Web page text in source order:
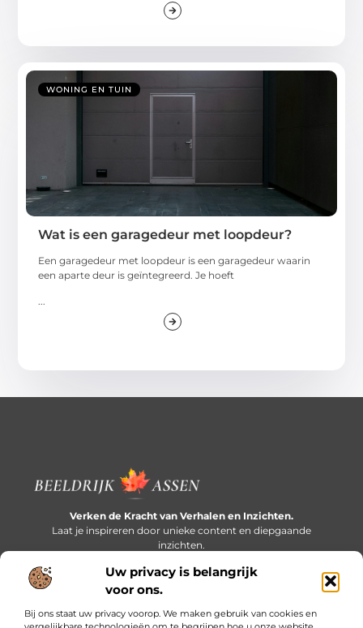
Uw privacy is belangrijk
voor ons.
Bij ons staat uw privacy voorop. We maken gebruik van cookies en
WONING EN TUIN
Wat is een garagedeur met loopdeur?
Een garagedeur met loopdeur is een garagedeur waarin
een aparte deur is geïntegreerd. Je hoeft
...
Verken de Kracht van Verhalen en Inzichten.
Laat je inspireren door unieke content en diepgaande
inzichten.
Bericht categorie